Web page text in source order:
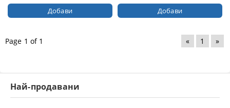
Page 1 of 1 « 1 »
Най-продавани